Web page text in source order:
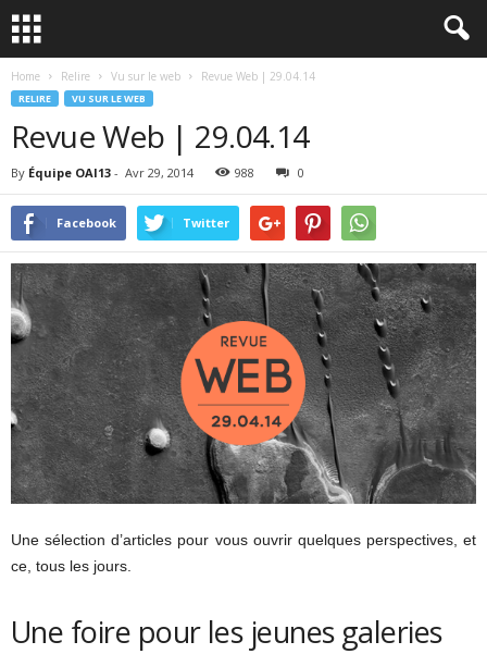
Home Relire Vu sur le web Revue Web | 29.04.14
RELIRE VU SUR LE WEB
Revue Web | 29.04.14
By Équipe OAI13 - Avr 29, 2014 988 0
Facebook Twitter
Une sélection d’articles pour vous ouvrir quelques perspectives, et
ce, tous les jours.
Une foire pour les jeunes galeries